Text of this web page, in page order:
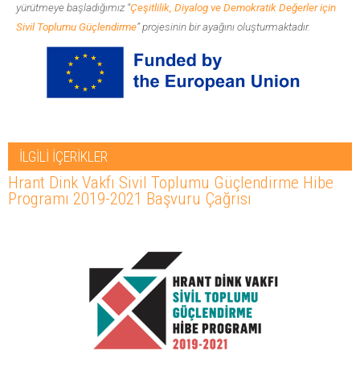
yürütmeye başladığımız “Çeşitlilik, Diyalog ve Demokratik Değerler için
Sivil Toplumu Güçlendirme” projesinin bir ayağını oluşturmaktadır.
İLGİLİ İÇERİKLER
Hrant Dink Vakfı Sivil Toplumu Güçlendirme Hibe
Programı 2019-2021 Başvuru Çağrısı